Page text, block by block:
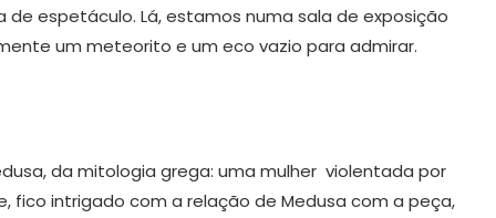
espetáculo. Lá, estamos numa sala de exposição
um meteorito e um eco vazio para admirar.
da mitologia grega: uma mulher violentada por
fico intrigado com a relação de Medusa com a peça,